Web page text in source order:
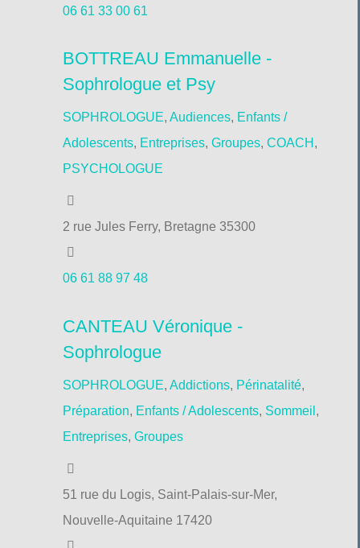
06 61 33 00 61
BOTTREAU Emmanuelle -
Sophrologue et Psy
SOPHROLOGUE, Audiences, Enfants /
Adolescents, Entreprises, Groupes, COACH ,
PSYCHOLOGUE
2 rue Jules Ferry, Bretagne 35300
06 61 88 97 48
CANTEAU Véronique -
Sophrologue
SOPHROLOGUE, Addictions, Périnatalité,
Préparation, Enfants / Adolescents, Sommeil ,
Entreprises, Groupes
51 rue du Logis, Saint-Palais-sur-Mer,
Nouvelle-Aquitaine 17420